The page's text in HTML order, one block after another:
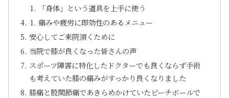
「身体」という道具を上手に使う
痛みや疲労に即効性のあるメニュー
安心してご来院頂くために
当院で膝が良くなった皆さんの声
スポーツ障害に特化したドクターでも良くならず手術
も考えていた膝の痛みがすっかり良くなりました
膝痛と股関節痛であきらめかけていたビーチボールで